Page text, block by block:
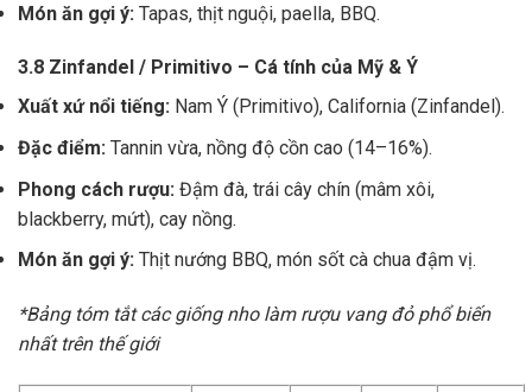
Món ăn gợi ý: Tapas, thịt nguội, paella, BBQ.
3.8 Zinfandel / Primitivo – Cá tính của Mỹ & Ý
Xuất xứ nổi tiếng: Nam Ý (Primitivo), California (Zinfandel).
Đặc điểm: Tannin vừa, nồng độ cồn cao (14–16%).
Phong cách rượu: Đậm đà, trái cây chín (mâm xôi,
blackberry, mứt), cay nồng.
Món ăn gợi ý: Thịt nướng BBQ, món sốt cà chua đậm vị.
*Bảng tóm tắt các giống nho làm rượu vang đỏ phổ biến
nhất trên thế giới